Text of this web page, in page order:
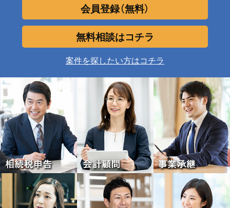
会員登録（無料）
無料相談はコチラ
案件を探したい方はコチラ